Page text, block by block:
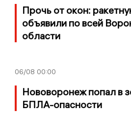
Прочь от окон:
объявили по всей
области
06/08 00:00
Нововоронеж попал в
БПЛА-опасности